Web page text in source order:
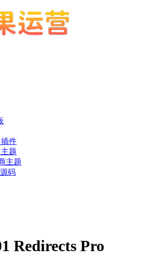
插件
主题
主题
码
Redirects Pro